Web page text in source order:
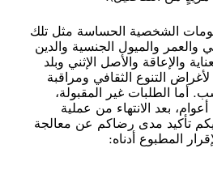
الشخصية الحساسة مثل تلك
والعمر والميول الجنسية والدين
والإعاقة والأصل الإثني وبلد
التنوع الثقافي ومراقبة
الطلبات غير المقبولة،
بعد الانتهاء من عملية
تأكيد مدى رضاكم عن معالجة
المطبوع أدناه: